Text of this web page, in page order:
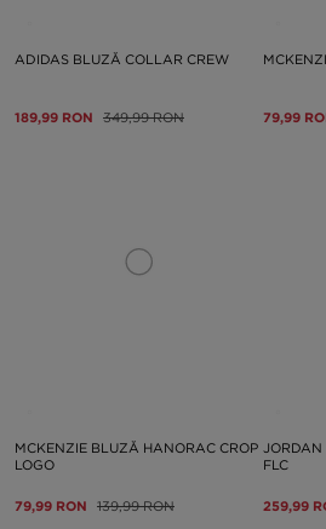
ADIDAS BLUZĂ COLLAR CREW
189,99 RON 349,99 RON 79,99
MCKENZIE BLUZĂ HANORAC CROP
LOGO
79,99 RON 139,99 RON
FLC
259,99